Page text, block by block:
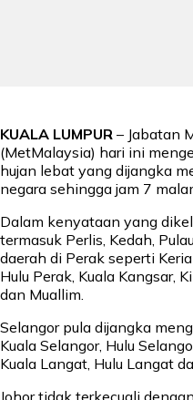
KUALA LUMPUR – Jabatan
(MetMalaysia) hari ini
hujan lebat yang dijangka
negara sehingga jam 7
Dalam kenyataan yang
termasuk Perlis, Kedah,
daerah di Perak seperti
Hulu Perak, Kuala Kangsar,
dan Muallim.
Selangor pula dijangka
Kuala Selangor, Hulu
Kuala Langat, Hulu Langat